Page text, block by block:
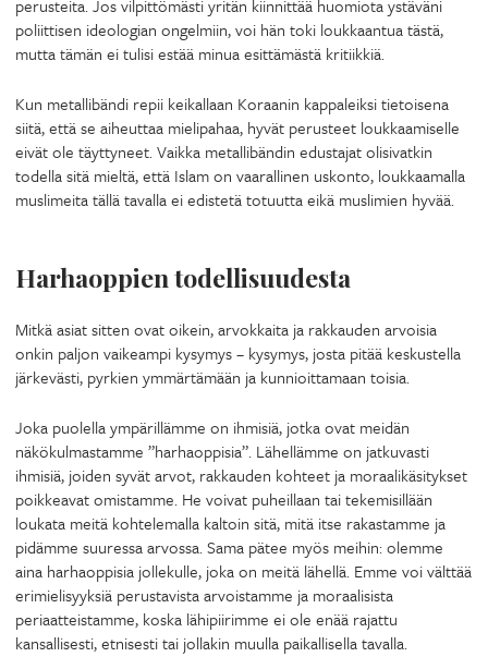
perusteita. Jos vilpittömästi yritän kiinnittää huomiota ystäväni
poliittisen ideologian ongelmiin, voi hän toki loukkaantua tästä,
mutta tämän ei tulisi estää minua esittämästä kritiikkiä.
Kun metallibändi repii keikallaan Koraanin kappaleiksi tietoisena
siitä, että se aiheuttaa mielipahaa, hyvät perusteet loukkaamiselle
eivät ole täyttyneet. Vaikka metallibändin edustajat olisivatkin
todella sitä mieltä, että Islam on vaarallinen uskonto, loukkaamalla
muslimeita tällä tavalla ei edistetä totuutta eikä muslimien hyvää.
Harhaoppien todellisuudesta
Mitkä asiat sitten ovat oikein, arvokkaita ja rakkauden arvoisia
onkin paljon vaikeampi kysymys – kysymys, josta pitää keskustella
järkevästi, pyrkien ymmärtämään ja kunnioittamaan toisia.
Joka puolella ympärillämme on ihmisiä, jotka ovat meidän
näkökulmastamme ”harhaoppisia”. Lähellämme on jatkuvasti
ihmisiä, joiden syvät arvot, rakkauden kohteet ja moraalikäsitykset
poikkeavat omistamme. He voivat puheillaan tai tekemisillään
loukata meitä kohtelemalla kaltoin sitä, mitä itse rakastamme ja
pidämme suuressa arvossa. Sama pätee myös meihin: olemme
aina harhaoppisia jollekulle, joka on meitä lähellä. Emme voi välttää
erimielisyyksiä perustavista arvoistamme ja moraalisista
periaatteistamme, koska lähipiirimme ei ole enää rajattu
kansallisesti, etnisesti tai jollakin muulla paikallisella tavalla.